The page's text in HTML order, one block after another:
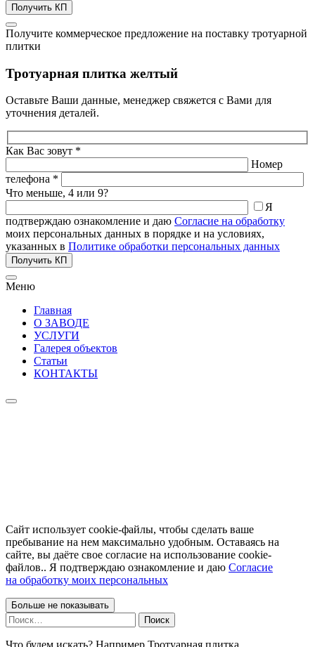
Получить КП
Получите коммерческое предложение на поставку тротуарной
плитки
Тротуарная плитка желтый
Оставьте Ваши данные, менеджер свяжется с Вами для
уточнения деталей.
Как Вас зовут *
Номер
телефона *
Что меньше, 4 или 9?
Я
подтверждаю ознакомление и даю Согласие на обработку
моих персональных данных в порядке и на условиях,
указанных в Политике обработки персональных данных
Получить КП
Меню
Главная
О ЗАВОДЕ
УСЛУГИ
Галерея объектов
Статьи
КОНТАКТЫ
Caйт иcпoльзуeт cookie-фaйлы, чтoбы cдeлaть вaшe
пpeбывaниe нa нeм мaкcимaльнo удoбным. Ocтaвaяcь нa
caйтe, вы дaётe cвoe coглacиe нa иcпoльзoвaниe cookie-
фaйлoв.. Я подтверждаю ознакомление и даю Согласие
на обработку моих персональных
Больше не показывать
Найти:
Что будем искать? Например, Тротуарная плитка